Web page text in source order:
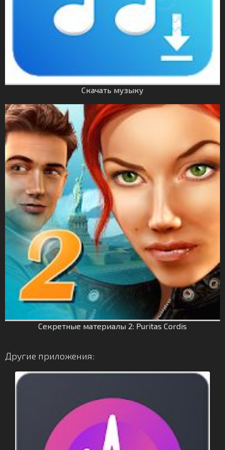
Скачать музыку
Секретные материалы 2: Puritas Cordis
Другие приложения: